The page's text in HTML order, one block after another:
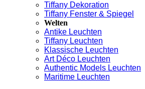
Tiffany Dekoration
Tiffany Fenster & Spiegel
Welten
Antike Leuchten
Tiffany Leuchten
Klassische Leuchten
Art Déco Leuchten
Authentic Models Leuchten
Maritime Leuchten